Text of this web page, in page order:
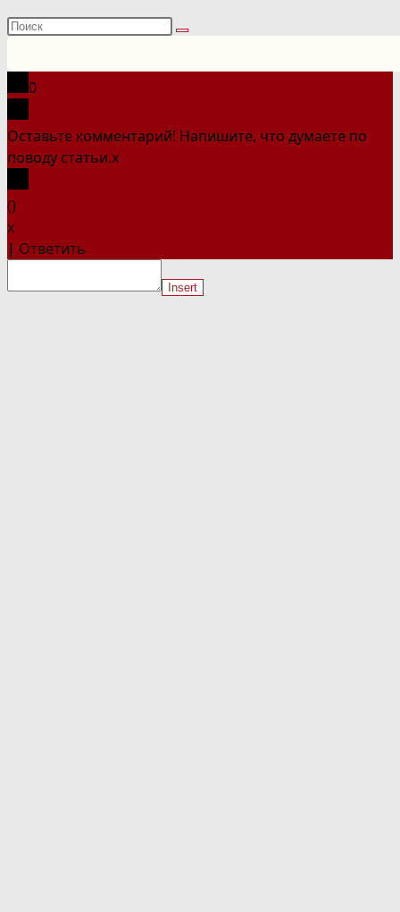
Поиск
сайте
0
Оставьте комментарий! Напишите, что думаете по
поводу статьи.x
()
x
| Ответить
Insert